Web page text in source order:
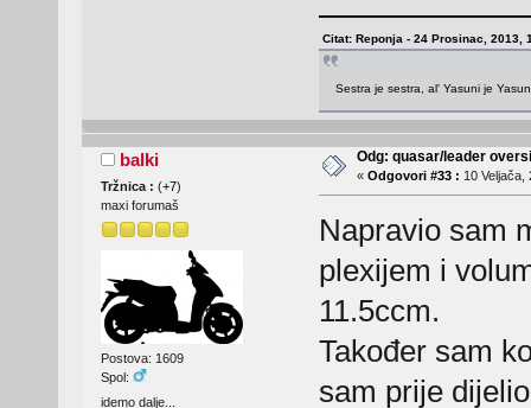
Citat: Reponja - 24 Prosinac, 2013,
Sestra je sestra, al' Yasuni je
balki
Tržnica : (+7)
maxi forumaš
Postova: 1609
Spol:
idemo dalje...
Odg: quasar/leader
« Odgovori #33 : 10 Veljača,
Napravio sam
plexijem i
11.5ccm.
Također sam
sam prije